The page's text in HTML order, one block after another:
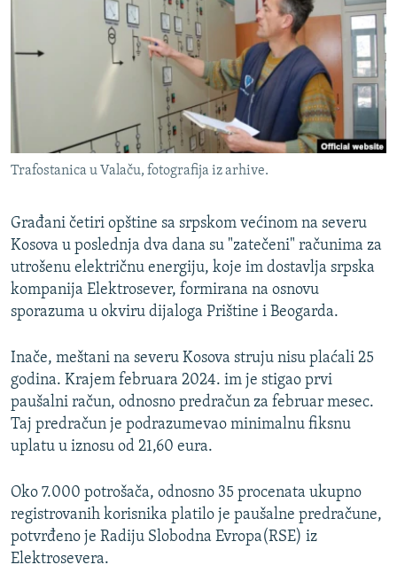
DNEVNO@RSE
VIŠE OD NASLOVA
GENOCID U SREBRENICI
POPLAVE I KLIZIŠTA U BIH 2024.
POST SCRIPTUM
MOJA EVROPA
TRI DECENIJE OD RATA U BIH
NASTANAK I RASPAD JUGOSLAVIJE
Sve RFE/RL stranice
Trafostanica u Valaču, fotografija iz arhive.
Građani četiri opštine sa srpskom većinom na severu
Kosova u poslednja dva dana su "zatečeni" računima za
utrošenu električnu energiju, koje im dostavlja srpska
kompanija Elektrosever, formirana na osnovu
sporazuma u okviru dijaloga Prištine i Beogarda.
Inače, meštani na severu Kosova struju nisu plaćali 25
godina. Krajem februara 2024. im je stigao prvi
paušalni račun, odnosno predračun za februar mesec.
Taj predračun je podrazumevao minimalnu fiksnu
uplatu u iznosu od 21,60 eura.
Oko 7.000 potrošača, odnosno 35 procenata ukupno
registrovanih korisnika platilo je paušalne predračune,
potvrđeno je Radiju Slobodna Evropa(RSE) iz
Elektrosevera.